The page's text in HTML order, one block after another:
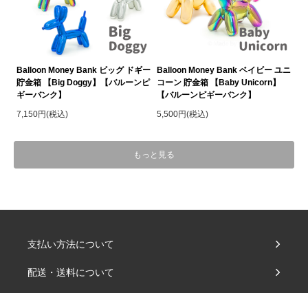
Balloon Money Bank ビッグ ドギー
貯金箱 【Big Doggy】【バルーンピ
ギーバンク】
7,150円(税込)
Balloon Money Bank ベイビー ユニ
コーン 貯金箱 【Baby Unicorn】
【バルーンピギーバンク】
5,500円(税込)
もっと見る
支払い方法について
配送・送料について